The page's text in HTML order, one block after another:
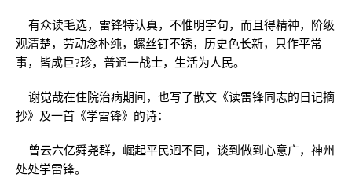
有众读毛选，雷锋特认真，不惟明字句，而且得精神，阶级
观清楚，劳动念朴纯，螺丝钉不锈，历史色长新，只作平常
事，皆成巨?珍，普通一战士，生活为人民。
谢觉哉在住院治病期间，也写了散文《读雷锋同志的日记摘
抄》及一首《学雷锋》的诗：
曾云六亿舜尧群，崛起平民迥不同，谈到做到心意广，神州
处处学雷锋。